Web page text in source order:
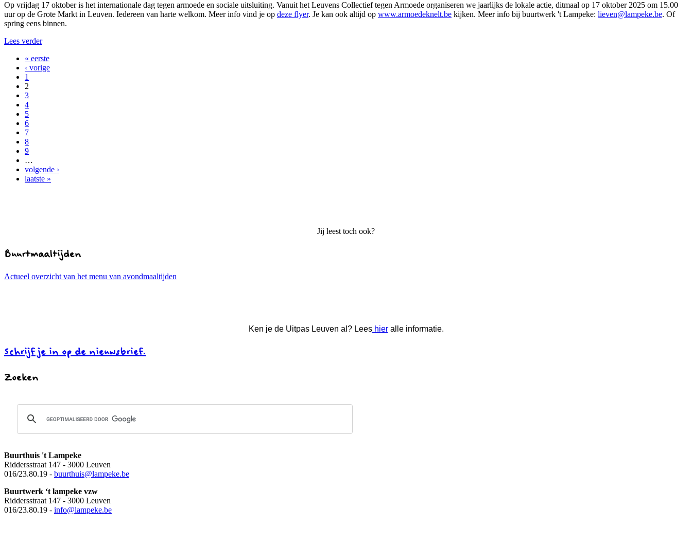
Op vrijdag 17 oktober is het internationale dag tegen armoede en sociale uitsluiting. Vanuit het Leuvens Collectief tegen Armoede organiseren we jaarlijks de lokale actie, ditmaal op 17 oktober 2025 om 15.00
uur op de Grote Markt in Leuven. Iedereen van harte welkom. Meer info vind je op deze flyer. Je kan ook altijd op www.armoedeknelt.be kijken. Meer info bij buurtwerk 't Lampeke: lieven@lampeke.be. Of
spring eens binnen.
Lees verder
« eerste
‹ vorige
1
2
3
4
5
6
7
8
9
…
volgende ›
laatste »
Jij leest toch ook?
Buurtmaaltijden
Actueel overzicht van het menu van avondmaaltijden
Ken je de Uitpas Leuven al? Leeshieralle informatie.
Schrijf je in op de nieuwsbrief.
Zoeken
Buurthuis 't Lampeke
Riddersstraat 147 - 3000 Leuven
016/23.80.19 - buurthuis@lampeke.be
Buurtwerk ‘t lampeke vzw
Riddersstraat 147 - 3000 Leuven
016/23.80.19 - info@lampeke.be